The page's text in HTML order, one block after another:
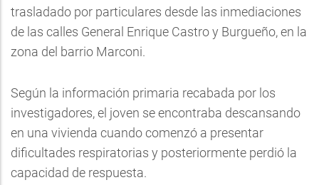
trasladado por particulares desde las inmediaciones
de las calles General Enrique Castro y Burgueño, en la
zona del barrio Marconi.
Según la información primaria recabada por los
investigadores, el joven se encontraba descansando
en una vivienda cuando comenzó a presentar
dificultades respiratorias y posteriormente perdió la
capacidad de respuesta.